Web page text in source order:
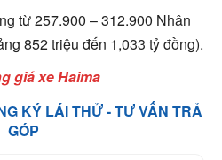
từ 257.900 – 312.900 Nhân
852 triệu đến 1,033 tỷ đồng).
giá xe Haima
KÝ LÁI THỬ - TƯ VẤN TRẢ
GÓP